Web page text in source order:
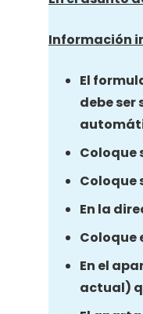
Información
El
debe
Coloque
Coloque
En la
Coloque
En el
actual)